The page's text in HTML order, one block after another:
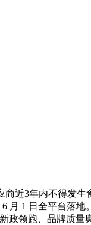
近3年内不得发生
1 日全平台落地
政领跑、品牌质